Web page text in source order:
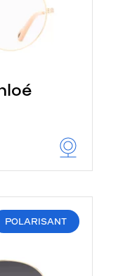
POLARISANT